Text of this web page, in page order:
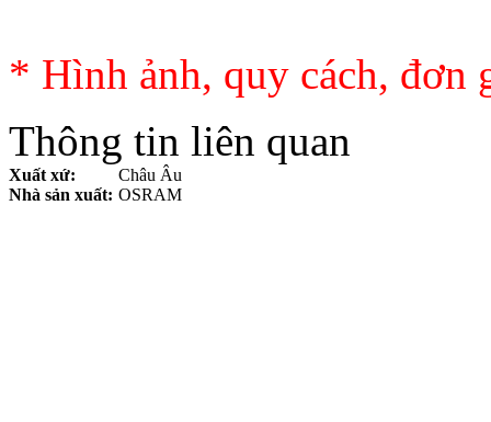
* Hình ảnh, quy cách, đơn
Thông tin liên quan
Xuất xứ:
Châu Âu
Nhà sản xuất: OSRAM